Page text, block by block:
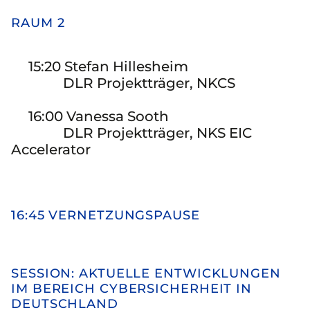
RAUM 2
15:20 Stefan Hillesheim
DLR Projektträger, NKCS
16:00 Vanessa Sooth
DLR Projektträger, NKS EIC
Accelerator
16:45 VERNETZUNGSPAUSE
SESSION: AKTUELLE ENTWICKLUNGEN
IM BEREICH CYBERSICHERHEIT IN
DEUTSCHLAND